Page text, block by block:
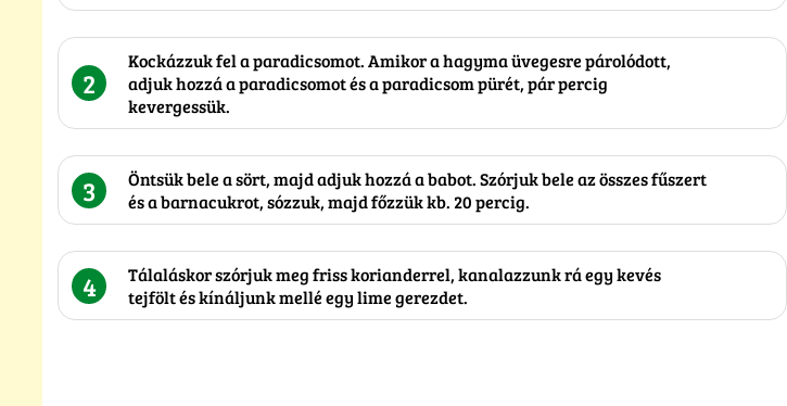
2
Kockázzuk fel a paradicsomot. Amikor a hagyma üvegesre párolódott,
adjuk hozzá a paradicsomot és a paradicsom pürét, pár percig
kevergessük.
3
Öntsük bele a sört, majd adjuk hozzá a babot. Szórjuk bele az összes fűszert
és a barnacukrot, sózzuk, majd főzzük kb. 20 percig.
4
Tálaláskor szórjuk meg friss korianderrel, kanalazzunk rá egy kevés
tejfölt és kínáljunk mellé egy lime gerezdet.